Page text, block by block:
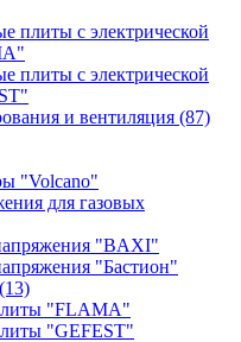
плиты с электрической
плиты с электрической
и вентиляция (87)
"Volcano"
для газовых
"BAXI"
"Бастион"
(13)
"FLAMA"
"GEFEST"